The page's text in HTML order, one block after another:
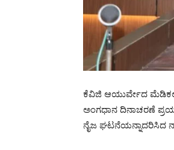
ಕೆವಿಜಿ ಆಯುರ್ವೇದ ಮೆಡಿಕಲ್
ಅಂಗಧಾನ ದಿನಾಚರಣೆ
ನೈಜ ಘಟನೆಯನ್ನಾದರಿಸಿದ